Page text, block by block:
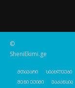
©
SheniEkimi.ge
მთავარი სიახლეები
შენი ექიმი
ვაკანსია